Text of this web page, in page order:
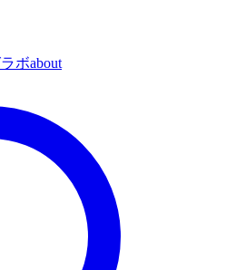
ラボabout